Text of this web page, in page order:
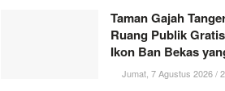
Taman Gajah
Ruang Publik
Ikon Ban Bekas
Jumat, 7 Agustus 2026 /